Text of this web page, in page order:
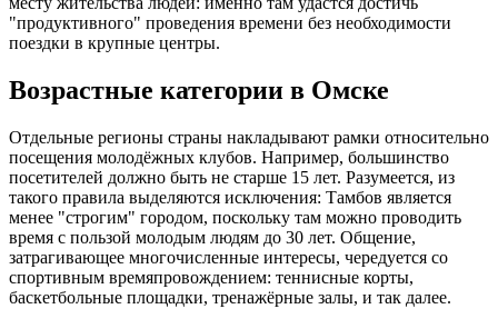
"продуктивного" проведения времени без необходимости
поездки в крупные центры.
Возрастные категории в Омске
Отдельные регионы страны накладывают рамки относительно
посещения молодёжных клубов. Например, большинство
посетителей должно быть не старше 15 лет. Разумеется, из
такого правила выделяются исключения: Тамбов является
менее "строгим" городом, поскольку там можно проводить
время с пользой молодым людям до 30 лет. Общение,
затрагивающее многочисленные интересы, чередуется со
спортивным времяпровождением: теннисные корты,
баскетбольные площадки, тренажёрные залы, и так далее.